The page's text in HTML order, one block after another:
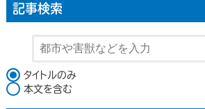
記事検索
検索対象
タイトルのみ
本文を含む